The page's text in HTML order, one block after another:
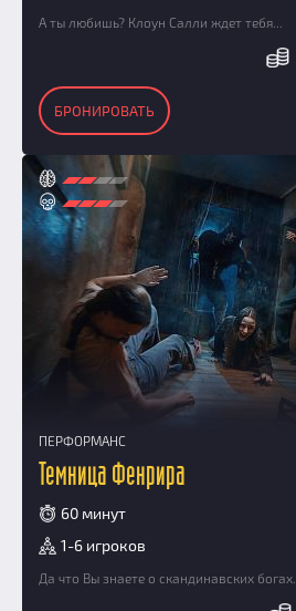
А ты любишь? Клоун Салли ждет тебя...
БРОНИРОВАТЬ
ПЕРФОРМАНС
Темница Фенрира
60 минут
1-6 игроков
Да что Вы знаете о скандинавских богах...